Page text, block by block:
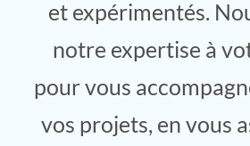
et expérimentés.
notre expertise à
pour vous
vos projets, en vous